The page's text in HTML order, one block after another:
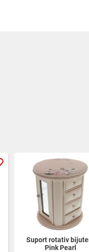
Suport rotativ
Pink Pearl